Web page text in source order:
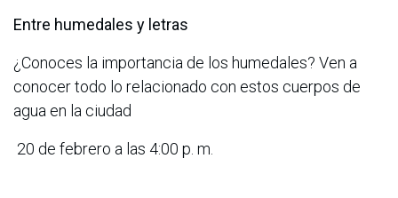
Entre humedales y letras
¿Conoces la importancia de los humedales? Ven a
conocer todo lo relacionado con estos cuerpos de
agua en la ciudad
20 de febrero a las 4:00 p. m.